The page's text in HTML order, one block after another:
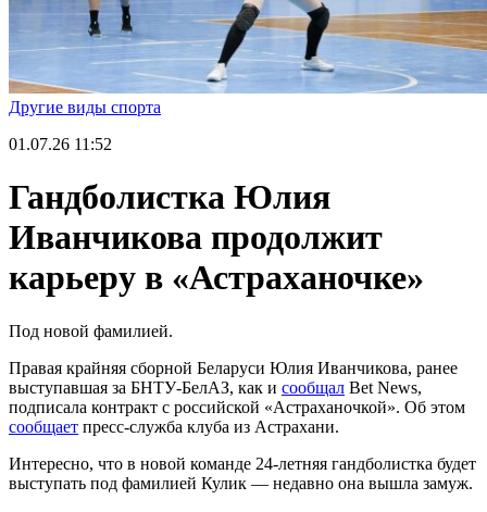
Другие виды спорта
01.07.26 11:52
Гандболистка Юлия
Иванчикова продолжит
карьеру в «Астраханочке»
Под новой фамилией.
Правая крайняя сборной Беларуси Юлия Иванчикова, ранее
выступавшая за БНТУ-БелАЗ, как и сообщал Bet News,
подписала контракт с российской «Астраханочкой». Об этом
сообщает пресс-служба клуба из Астрахани.
Интересно, что в новой команде 24-летняя гандболистка будет
выступать под фамилией Кулик — недавно она вышла замуж.